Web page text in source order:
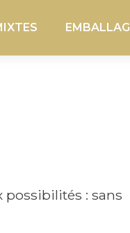
: sans